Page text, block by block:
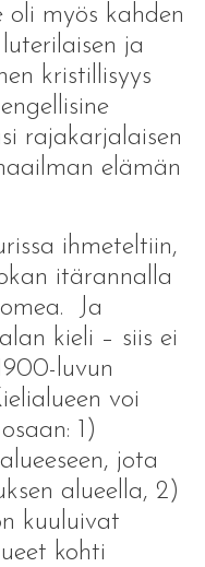
oli myös kahden
ja
kristillisyys
rajakarjalaisen
elämän
ihmeteltiin,
itärannalla
Ja
kieli – siis ei
luvun
voi
1)
jota
alueella, 2)
kuuluivat
kohti